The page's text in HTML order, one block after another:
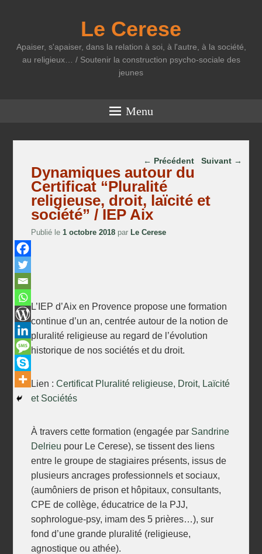
Le Cerese
Apaiser, s'apaiser, dans la relation à soi, à l'autre, à la société,
au religieux… / Soutenir la construction psycho-sociale des
jeunes
Menu
Parcourir les articles
← Précédent Suivant →
Dynamiques autour du
Certificat “Pluralité
religieuse, droit, laïcité et
société” / IEP Aix
Publié le 1 octobre 2018 parLe Cerese
L’IEP d’Aix en Provence propose une formation
continue d’un an, centrée autour de la notion de
pluralité religieuse au regard de l’évolution
historique de nos sociétés et du droit.
Lien :Certificat Pluralité religieuse, Droit, Laïcité
et Sociétés
À travers cette formation (engagée par Sandrine
Delrieu pour Le Cerese), se tissent des liens
entre le groupe de stagiaires présents, issus de
plusieurs ancrages professionnels et sociaux,
(aumôniers de prison et hôpitaux, consultants,
CPE de collège, éducatrice de la PJJ,
sophrologue-psy, imam des 5 prières…), sur
fond d’une grande pluralité (religieuse,
agnostique ou athée).